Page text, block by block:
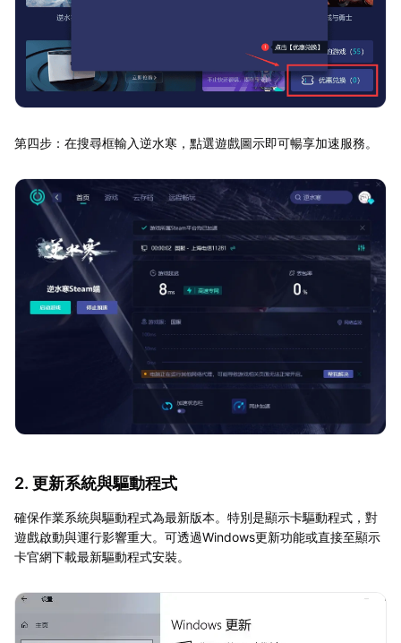
第四步：在搜尋框輸入逆水寒，點選遊戲圖示即可暢享加速服務。
2. 更新系統與驅動程式
確保作業系統與驅動程式為最新版本。特別是顯示卡驅動程式，對
遊戲啟動與運行影響重大。可透過Windows更新功能或直接至顯示
卡官網下載最新驅動程式安裝。